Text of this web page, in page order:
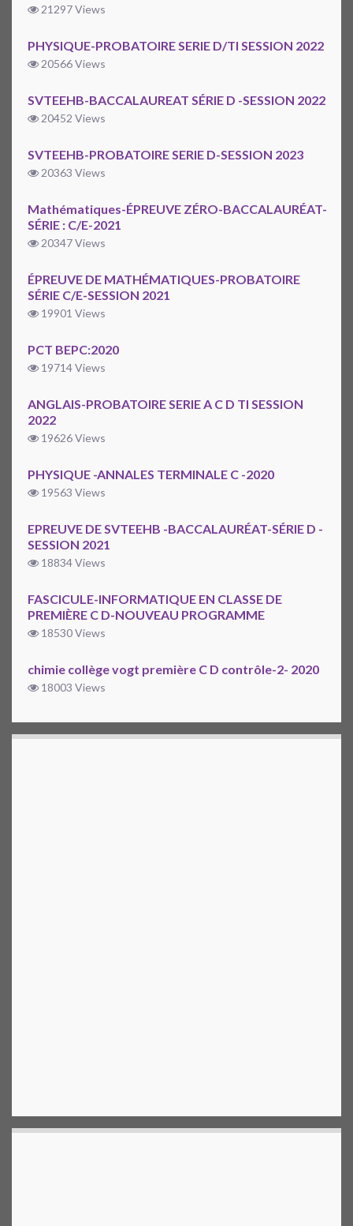
21297 Views
PHYSIQUE-PROBATOIRE SERIE D/TI SESSION 2022
20566 Views
SVTEEHB-BACCALAUREAT SÉRIE D -SESSION 2022
20452 Views
SVTEEHB-PROBATOIRE SERIE D-SESSION 2023
20363 Views
Mathématiques-ÉPREUVE ZÉRO-BACCALAURÉAT-
SÉRIE : C/E-2021
20347 Views
ÉPREUVE DE MATHÉMATIQUES-PROBATOIRE
SÉRIE C/E-SESSION 2021
19901 Views
PCT BEPC:2020
19714 Views
ANGLAIS-PROBATOIRE SERIE A C D TI SESSION
2022
19626 Views
PHYSIQUE -ANNALES TERMINALE C -2020
19563 Views
EPREUVE DE SVTEEHB -BACCALAURÉAT-SÉRIE D -
SESSION 2021
18834 Views
FASCICULE-INFORMATIQUE EN CLASSE DE
PREMIÈRE C D-NOUVEAU PROGRAMME
18530 Views
chimie collège vogt première C D contrôle-2- 2020
18003 Views